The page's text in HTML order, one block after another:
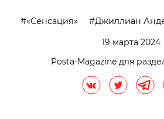
«Сенсация» Джиллиан
19 марта 2024
Posta-Magazine для